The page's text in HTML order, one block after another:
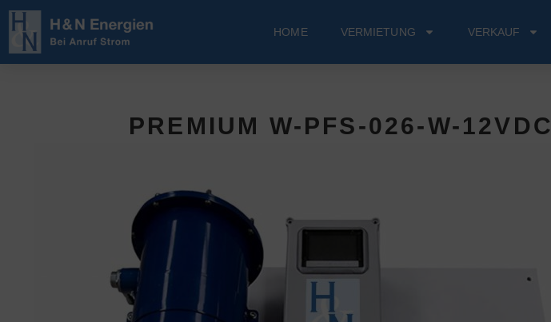
HOME VERMIETUNG VERKAUF
PREMIUM W-PFS-026-W-12VDC